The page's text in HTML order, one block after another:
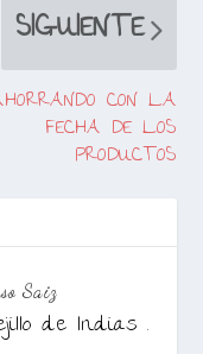
SIGUIENTE
CON LA
FECHA DE LOS
PRODUCTOS
Saiz
de Indias .